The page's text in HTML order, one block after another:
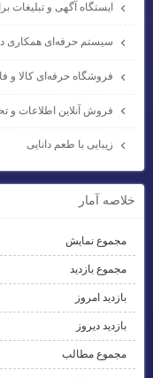
ایستگاه آگهی و تبلیغات
سیستم حرفه‌ای همکاری
فروشگاه حرفه‌ای کالا و
فروش آنلاین اطلاعات و
زیبایی با طعم دانایی
خلاصه آمار
مجموع نمایش‌
مجموع بازدید
بازدید امروز
بازدید دیروز
مجموع مطالب